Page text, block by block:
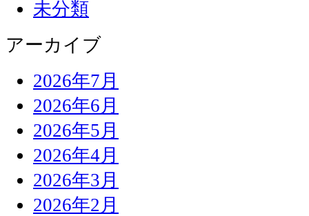
未分類
アーカイブ
2026年7月
2026年6月
2026年5月
2026年4月
2026年3月
2026年2月